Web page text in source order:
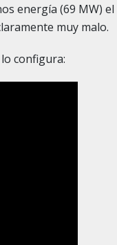
energía (69 MW) el
muy malo.
configura: